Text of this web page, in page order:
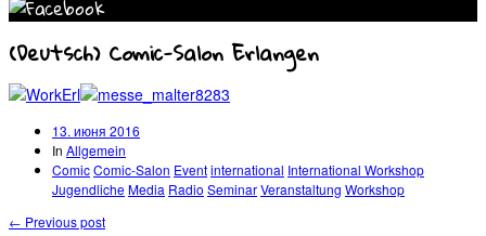
(Deutsch) Comic-Salon Erlangen
13. июня 2016
In Allgemein
ComicComic-Salon Eventinternational International Workshop
JugendlicheMedia Radio SeminarVeranstaltung Workshop
← Previous post